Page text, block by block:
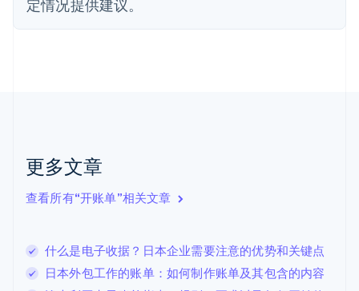
定情况提供建议。
更多文章
查看所有“开账单”相关文章
什么是电子收据？日本企业需要注意的优势和关键点
日本外包工作的账单：如何制作账单及其包含的内容
EnglishSvenska
English
English
卢森堡
罗马尼亚